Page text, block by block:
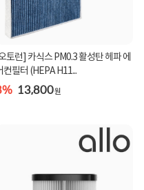
토런] 카식스 PM0.3 활성탄 헤파 에
컨필터 (HEPA H11...
13,800원